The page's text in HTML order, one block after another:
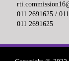
011 2691625 /
011 2691625